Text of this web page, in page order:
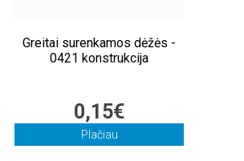
Greitai surenkamos dėžės -
0421 konstrukcija
0,15€
Plačiau